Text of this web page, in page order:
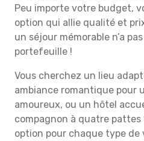
Peu importe votre budget,
option qui allie qualité et
un séjour mémorable n’a
portefeuille !
Vous cherchez un lieu
ambiance romantique pour
amoureux, ou un hôtel
compagnon à quatre pattes
option pour chaque type de